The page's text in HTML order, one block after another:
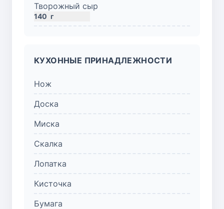
Творожный сыр
140 г
КУХОННЫЕ ПРИНАДЛЕЖНОСТИ
Нож
Доска
Миска
Скалка
Лопатка
Кисточка
Бумага